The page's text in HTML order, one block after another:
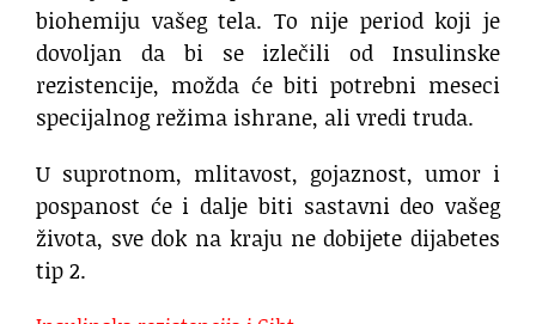
biohemiju vašeg tela. To nije period koji je
dovoljan da bi se izlečili od Insulinske
rezistencije, možda će biti potrebni meseci
specijalnog režima ishrane, ali vredi truda.
U suprotnom, mlitavost, gojaznost, umor i
pospanost će i dalje biti sastavni deo vašeg
života, sve dok na kraju ne dobijete dijabetes
tip 2.